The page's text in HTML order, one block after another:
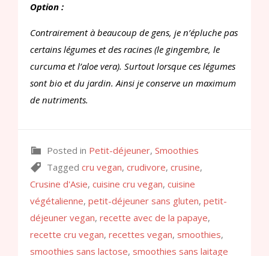
Option :
Contrairement à beaucoup de gens, je n’épluche pas
certains légumes et des racines (le gingembre, le
curcuma et l’aloe vera). Surtout lorsque ces légumes
sont bio et du jardin. Ainsi je conserve un maximum
de nutriments.
Posted in Petit-déjeuner, Smoothies
Tagged cru vegan, crudivore, crusine,
Crusine d'Asie, cuisine cru vegan, cuisine
végétalienne, petit-déjeuner sans gluten, petit-
déjeuner vegan, recette avec de la papaye,
recette cru vegan, recettes vegan, smoothies,
smoothies sans lactose, smoothies sans laitage